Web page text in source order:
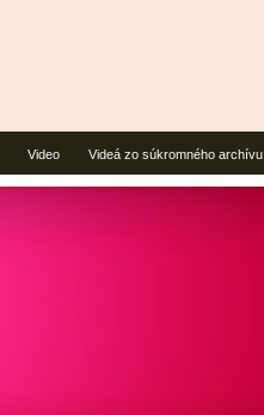
Video Videá zo súkromného archívu